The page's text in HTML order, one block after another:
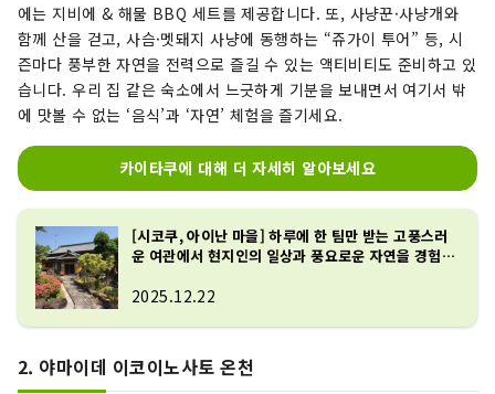
에는 지비에 & 해물 BBQ 세트를 제공합니다. 또, 사냥꾼·사냥개와
함께 산을 걷고, 사슴·멧돼지 사냥에 동행하는 “쥬가이 투어” 등, 시
즌마다 풍부한 자연을 전력으로 즐길 수 있는 액티비티도 준비하고 있
습니다. 우리 집 같은 숙소에서 느긋하게 기분을 보내면서 여기서 밖
에 맛볼 수 없는 ‘음식’과 ‘자연’ 체험을 즐기세요.
카이타쿠에 대해 더 자세히 알아보세요
[시코쿠, 아이난 마을] 하루에 한 팀만 받는 고풍스러
운 여관에서 현지인의 일상과 풍요로운 자연을 경험해
2025.12.22
2. 야마이데 이코이노사토 온천